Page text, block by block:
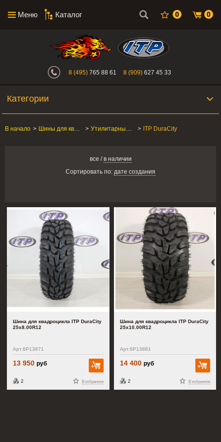
Меню Каталог 0 0
Интернет-магазин "Поросенок".
8 (495) 765 88 61 8 (909) 627 45 33
Категории
В начало > Шины для квадроцикла > Утилитарные ATV/SxS > ITP DuraCity
все /в наличии
Сортировать по: дате создания
Шина для квадроцикла ITP DuraCity
25x8.00R12
Арт.6P13871
13 950руб
В избранное
2
В корзину
Шина для квадроцикла ITP DuraCity
25x10.00R12
Арт.6P13881
14 400 руб
В избранное
2